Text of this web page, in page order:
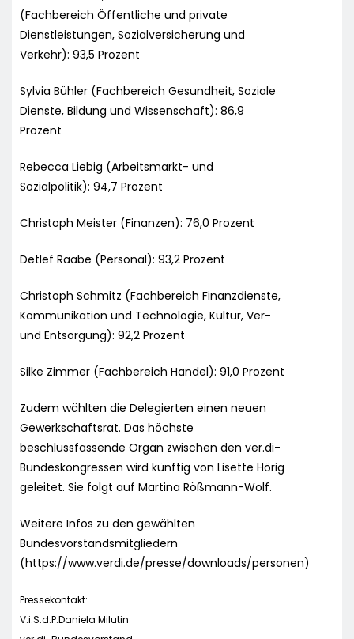
(Fachbereich Öffentliche und private
Dienstleistungen, Sozialversicherung und
Verkehr): 93,5 Prozent
Sylvia Bühler (Fachbereich Gesundheit, Soziale
Dienste, Bildung und Wissenschaft): 86,9
Prozent
Rebecca Liebig (Arbeitsmarkt- und
Sozialpolitik): 94,7 Prozent
Christoph Meister (Finanzen): 76,0 Prozent
Detlef Raabe (Personal): 93,2 Prozent
Christoph Schmitz (Fachbereich Finanzdienste,
Kommunikation und Technologie, Kultur, Ver-
und Entsorgung): 92,2 Prozent
Silke Zimmer (Fachbereich Handel): 91,0 Prozent
Zudem wählten die Delegierten einen neuen
Gewerkschaftsrat. Das höchste
beschlussfassende Organ zwischen den ver.di-
Bundeskongressen wird künftig von Lisette Hörig
geleitet. Sie folgt auf Martina Rößmann-Wolf.
Weitere Infos zu den gewählten
Bundesvorstandsmitgliedern
(https://www.verdi.de/presse/downloads/personen)
Pressekontakt:
V.i.S.d.P.Daniela Milutin